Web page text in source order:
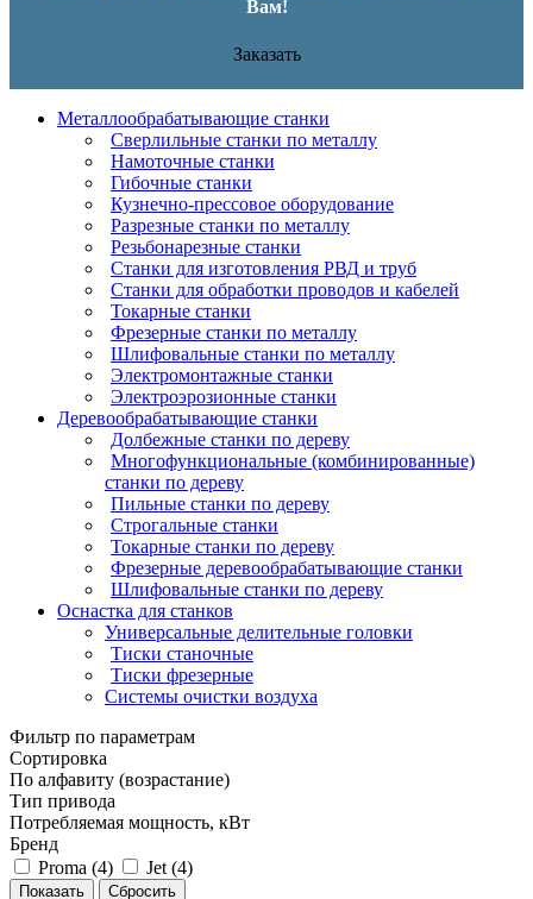
Вам!
Заказать
Металлообрабатывающие станки
Сверлильные станки по металлу
Намоточные станки
Гибочные станки
Кузнечно-прессовое оборудование
Разрезные станки по металлу
Резьбонарезные станки
Станки для изготовления РВД и труб
Станки для обработки проводов и кабелей
Токарные станки
Фрезерные станки по металлу
Шлифовальные станки по металлу
Электромонтажные станки
Электроэрозионные станки
Деревообрабатывающие станки
Долбежные станки по дереву
Многофункциональные (комбинированные)
станки по дереву
Пильные станки по дереву
Строгальные станки
Токарные станки по дереву
Фрезерные деревообрабатывающие станки
Шлифовальные станки по дереву
Оснастка для станков
Универсальные делительные головки
Тиски станочные
Тиски фрезерные
Системы очистки воздуха
Фильтр по параметрам
Сортировка
По алфавиту (возрастание)
Тип привода
Потребляемая мощность, кВт
Бренд
Proma (4) Jet (4)
Сбросить